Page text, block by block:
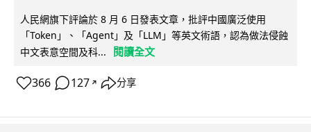
人民網旗下評論於 8 月 6 日發表文章，批評中國廣泛使用
「Token」、「Agent」及「LLM」等英文術語，認為做法侵蝕
中文表意空間及科...
閱讀全文
366 127 ↗ 分享